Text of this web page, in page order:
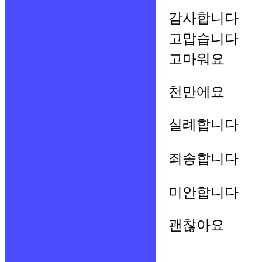
감사합니다
고맙습니다
고마워요
천만에요
실례합니다
죄송합니다
미안합니다
괜찮아요